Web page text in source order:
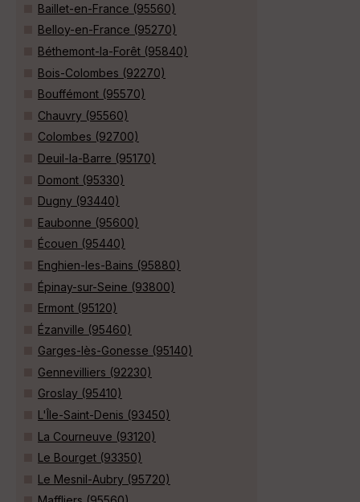
Baillet-en-France (95560)
Belloy-en-France (95270)
Béthemont-la-Forêt (95840)
Bois-Colombes (92270)
Bouffémont (95570)
Chauvry (95560)
Colombes (92700)
Deuil-la-Barre (95170)
Domont (95330)
Dugny (93440)
Eaubonne (95600)
Écouen (95440)
Enghien-les-Bains (95880)
Épinay-sur-Seine (93800)
Ermont (95120)
Ézanville (95460)
Garges-lès-Gonesse (95140)
Gennevilliers (92230)
Groslay (95410)
L'Île-Saint-Denis (93450)
La Courneuve (93120)
Le Bourget (93350)
Le Mesnil-Aubry (95720)